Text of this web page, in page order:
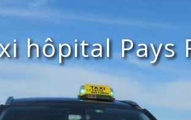
hôpital Pays